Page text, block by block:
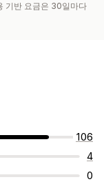
기반 요금은 30일마다
106
4
0